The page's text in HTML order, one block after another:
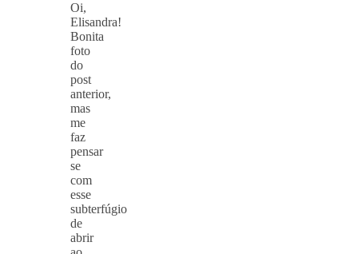
Oi,
Elisandra!
Bonita
foto
do
post
anterior,
mas
me
faz
pensar
se
com
esse
subterfúgio
de
abrir